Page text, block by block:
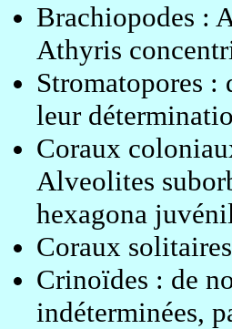
Brachiopodes :
Athyris
Stromatopores :
leur
Coraux
Alveolites
hexagona
Coraux
Crinoïdes : de
indéterminées,